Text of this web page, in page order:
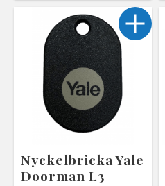
Nyckelbricka Yale
Doorman L3